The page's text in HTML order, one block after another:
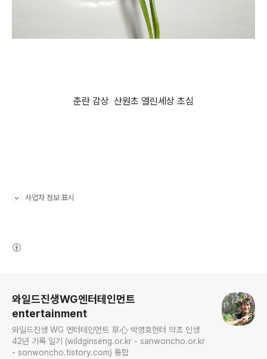
춘란 감상 산원초 열린세상 초심
사업자 정보 표시
와일드진생WG엔터테인먼트
entertainment
와일드진생 WG 엔터테인먼트 草心 박영호헌터 약초 인생
42년 기록 일기 (wildginseng.or.kr - sanwoncho.or.kr
- sonwoncho.tistory.com) 통합